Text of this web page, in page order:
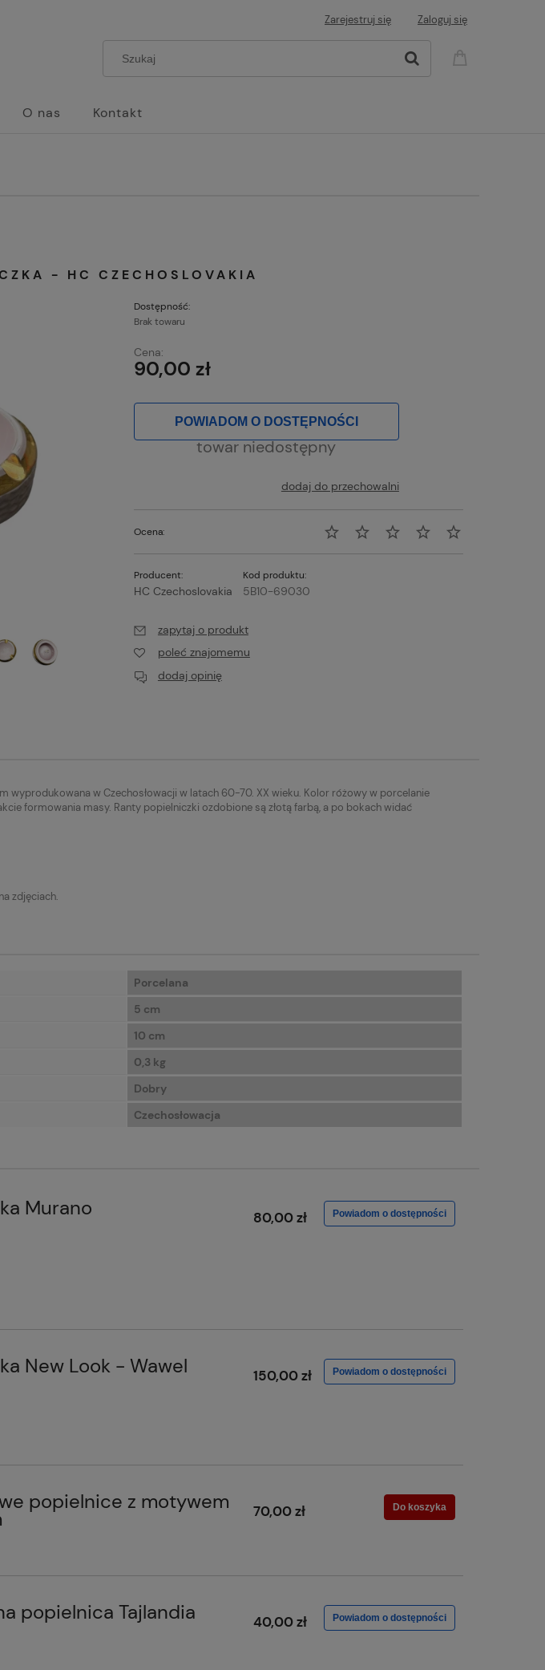
Zarejestruj się Zaloguj się
O nas Kontakt
- HC CZECHOSLOVAKIA
Dostępność:
Brak towaru
Cena:
90,00 zł
POWIADOM O DOSTĘPNOŚCI
towar niedostępny
dodaj do przechowalni
Ocena:
Producent:
HC Czechoslovakia
Kod produktu:
5B10-69030
zapytaj o produkt
poleć znajomemu
dodaj opinię
wyprodukowana w Czechosłowacji w latach 60-70. XX wieku. Kolor różowy w porcelanie
formowania masy. Ranty popielniczki ozdobione są złotą farbą, a po bokach widać
zdjęciach.
Porcelana
5 cm
10 cm
0,3 kg
Dobry
Czechosłowacja
Murano 80,00 zł Powiadom o dostępności
New Look - Wawel 150,00 zł Powiadom o dostępności
popielnice z motywem 70,00 zł Do koszyka
popielnica Tajlandia 40,00 zł Powiadom o dostępności